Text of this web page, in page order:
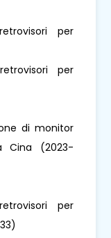
per
per
di monitor
Cina (2023-
per